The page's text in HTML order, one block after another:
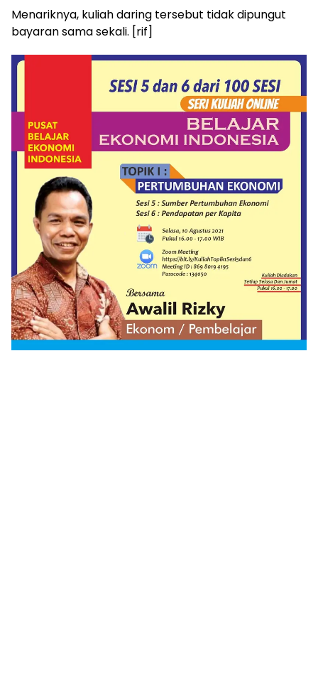
Menariknya, kuliah daring tersebut tidak dipungut
bayaran sama sekali. [rif]